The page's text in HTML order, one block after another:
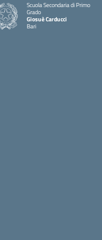
Scuola Secondaria di Primo
Grado
Giosuè Carducci
Bari